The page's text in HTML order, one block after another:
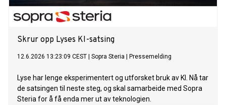
Skrur opp Lyses KI-satsing
12.6.2026 13:23:09 CEST Sopra Steria Pressemelding
Lyse har lenge eksperimentert og utforsket bruk av KI. Nå tar
de satsingen til neste steg, og skal samarbeide med Sopra
Steria for å få enda mer ut av teknologien.